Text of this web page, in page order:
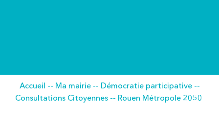
Accueil -- Ma mairie-- Démocratie participative--
Consultations Citoyennes-- Rouen Métropole 2050